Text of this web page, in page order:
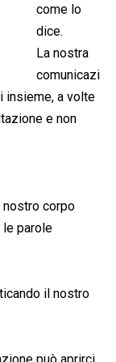
come lo
dice.
La nostra
comunicazi
insieme, a volte
e non
nostro corpo
parole
il nostro